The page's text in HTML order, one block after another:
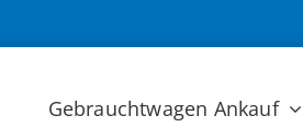
Gebrauchtwagen Ankauf